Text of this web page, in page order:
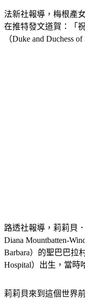
法新社報導，梅根產
在推特發文道賀：「
（Duke and Duchess
路透社報導，莉莉貝
Diana Mountbatten-
Barbara）的聖巴巴拉
Hospital）出生，當時
莉莉貝來到這個世界